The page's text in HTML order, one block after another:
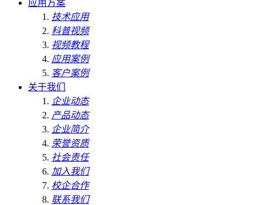
应用方案
技术应用
科普视频
视频教程
应用案例
客户案例
关于我们
企业动态
产品动态
企业简介
荣誉资质
社会责任
加入我们
校企合作
联系我们